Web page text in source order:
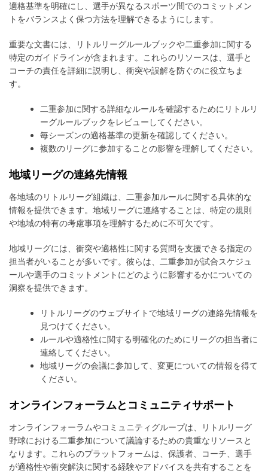
適格基準を明確にし、選手が異なるスポーツ間でのコミットメン
トをバランスよく保つ方法を理解できるようにします。
重要な文書には、リトルリーグルールブックや二重参加に関する
特定のガイドラインが含まれます。これらのリソースは、選手と
コーチの責任を詳細に説明し、衝突や誤解を防ぐのに役立ちま
す。
二重参加に関する詳細なルールを確認するためにリトルリ
ーグルールブックをレビューしてください。
毎シーズンの適格基準の更新を確認してください。
複数のリーグに参加することの影響を理解してください。
地域リーグの連絡先情報
各地域のリトルリーグ組織は、二重参加ルールに関する具体的な
情報を提供できます。地域リーグに連絡することは、特定の規則
や地域の特有の考慮事項を理解するために不可欠です。
地域リーグには、衝突や適格性に関する質問を支援できる指定の
担当者がいることが多いです。彼らは、二重参加が試合スケジュ
ールや選手のコミットメントにどのように影響するかについての
洞察を提供できます。
リトルリーグのウェブサイトで地域リーグの連絡先情報を
見つけてください。
ルールや適格性に関する明確化のためにリーグの担当者に
連絡してください。
地域リーグの会議に参加して、変更についての情報を得て
ください。
オンラインフォーラムとコミュニティサポート
オンラインフォーラムやコミュニティグループは、リトルリーグ
野球における二重参加について議論するための貴重なリソースと
なります。これらのプラットフォームは、保護者、コーチ、選手
が適格性や衝突解決に関する経験やアドバイスを共有することを